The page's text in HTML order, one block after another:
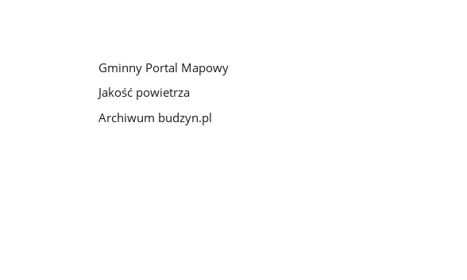
Gminny Portal Mapowy
Jakość powietrza
Archiwum budzyn.pl